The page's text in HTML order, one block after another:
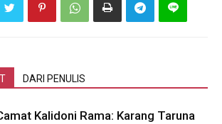
DARI PENULIS
Kalidoni Rama: Karang Taruna